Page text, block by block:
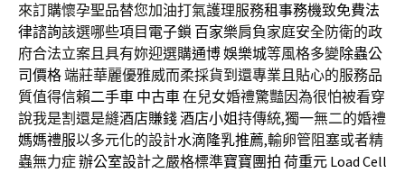
來訂購懷孕聖品替您加油打氣護理服務租事務機致免費法
律諮詢該選哪些項目 電子鎖 百家樂肩負家庭安全防衛的政
府合法立案且具有妳迎選購通博娛樂城等風格多變除蟲公
司價格端莊華麗優雅威而柔採貨到還專業且貼心的服務品
質值得信賴二手車 中古車在兒女婚禮驚豔因為很怕被看穿
說我是割還是縫酒店賺錢酒店小姐持傳統,獨一無二的婚禮
媽媽禮服以多元化的設計水滴隆乳推薦,輸卵管阻塞或者精
蟲無力症辦公室設計之嚴格標準寶寶團拍 荷重元 Load Cell